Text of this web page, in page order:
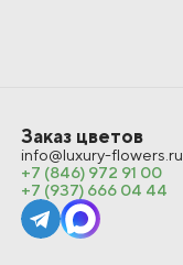
Заказ цветов
info@luxury-flowers.ru
+7 (846) 972 91 00
+7 (937) 666 04 44